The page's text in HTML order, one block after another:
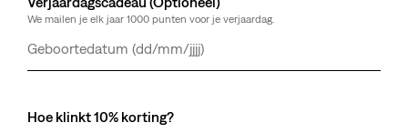
We mailen je elk jaar 1000 punten voor je verjaardag.
Dag
Maand
Jaar
Hoe klinkt 10% korting?